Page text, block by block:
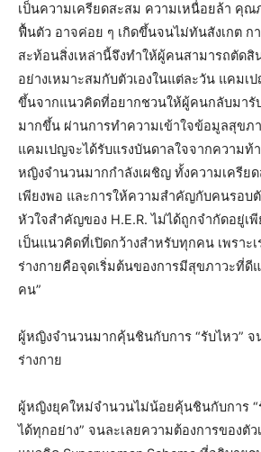
เป็นความเครียดสะสม ความเหนื่อยล้า คุ
ฟื้นตัว อาจค่อย ๆ เกิดขึ้นจนไม่ทันสังเกต
สะท้อนสิ่งเหล่านี้จึงทำให้ผู้คนสามารถตัด
อย่างเหมาะสมกับตัวเองในแต่ละวัน แคมเ
ขึ้นจากแนวคิดที่อยากชวนให้ผู้คนกลับมารับ
มากขึ้น ผ่านการทำความเข้าใจข้อมูลสุขภ
แคมเปญจะได้รับแรงบันดาลใจจากความ
หญิงจำนวนมากกำลังเผชิญ ทั้งความเครีย
เพียงพอ และการให้ความสำคัญกับคนรอบ
หัวใจสำคัญของ H.E.R. ไม่ได้ถูกจำกัดอยู่เ
เป็นแนวคิดที่เปิดกว้างสำหรับทุกคน เพราะเ
ร่างกายคือจุดเริ่มต้นของการมีสุขภาวะที่ดี
คน”
ผู้หญิงจำนวนมากคุ้นชินกับการ “รับไหว”
ร่างกาย
ผู้หญิงยุคใหม่จำนวนไม่น้อยคุ้นชินกับการ “
ได้ทุกอย่าง” จนละเลยความต้องการของตั